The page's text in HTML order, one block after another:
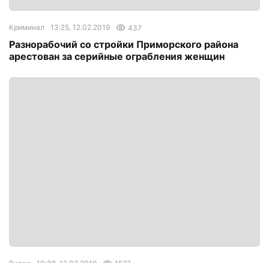
Криминал 13:25, 12.02.2019 437
Разнорабочий со стройки Приморского района
арестован за серийные ограбления женщин